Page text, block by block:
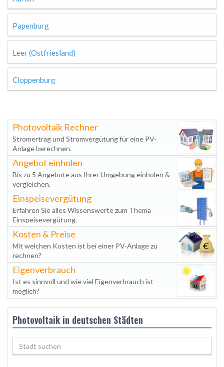
Papenburg
Leer (Ostfriesland)
Cloppenburg
Photovoltaik Rechner
Stromertrag und Stromvergütung für eine PV-
Anlage berechnen.
Angebot einholen
Bis zu 5 Angebote aus Ihrer Umgebung einholen &
vergleichen.
Einspeisevergütung
Erfahren Sie alles Wissenswerte zum Thema
Einspeisevergütung.
Kosten & Preise
Mit welchen Kosten ist bei einer PV-Anlage zu
rechnen?
Eigenverbrauch
Ist es sinnvoll und wie viel Eigenverbrauch ist
möglich?
Photovoltaik in deutschen Städten